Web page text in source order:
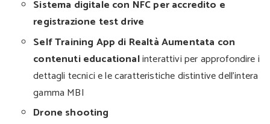
Sistema digitale con NFC per accredito e
registrazione test drive
Self Training App di Realtà Aumentata con
contenuti educationalinterattivi per approfondire i
dettagli tecnici e le caratteristiche distintive dell'intera
gamma MBI
Drone shooting